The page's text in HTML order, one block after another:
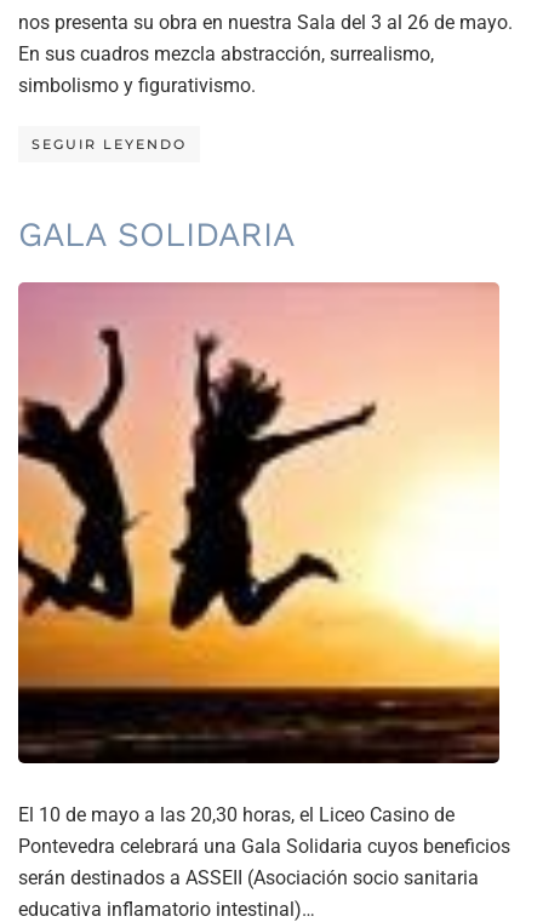
nos presenta su obra en nuestra Sala del 3 al 26 de mayo.
En sus cuadros mezcla abstracción, surrealismo,
simbolismo y figurativismo.
SEGUIR LEYENDO
GALA SOLIDARIA
El 10 de mayo a las 20,30 horas, el Liceo Casino de
Pontevedra celebrará una Gala Solidaria cuyos beneficios
serán destinados a ASSEII (Asociación socio sanitaria
educativa inflamatorio intestinal)…